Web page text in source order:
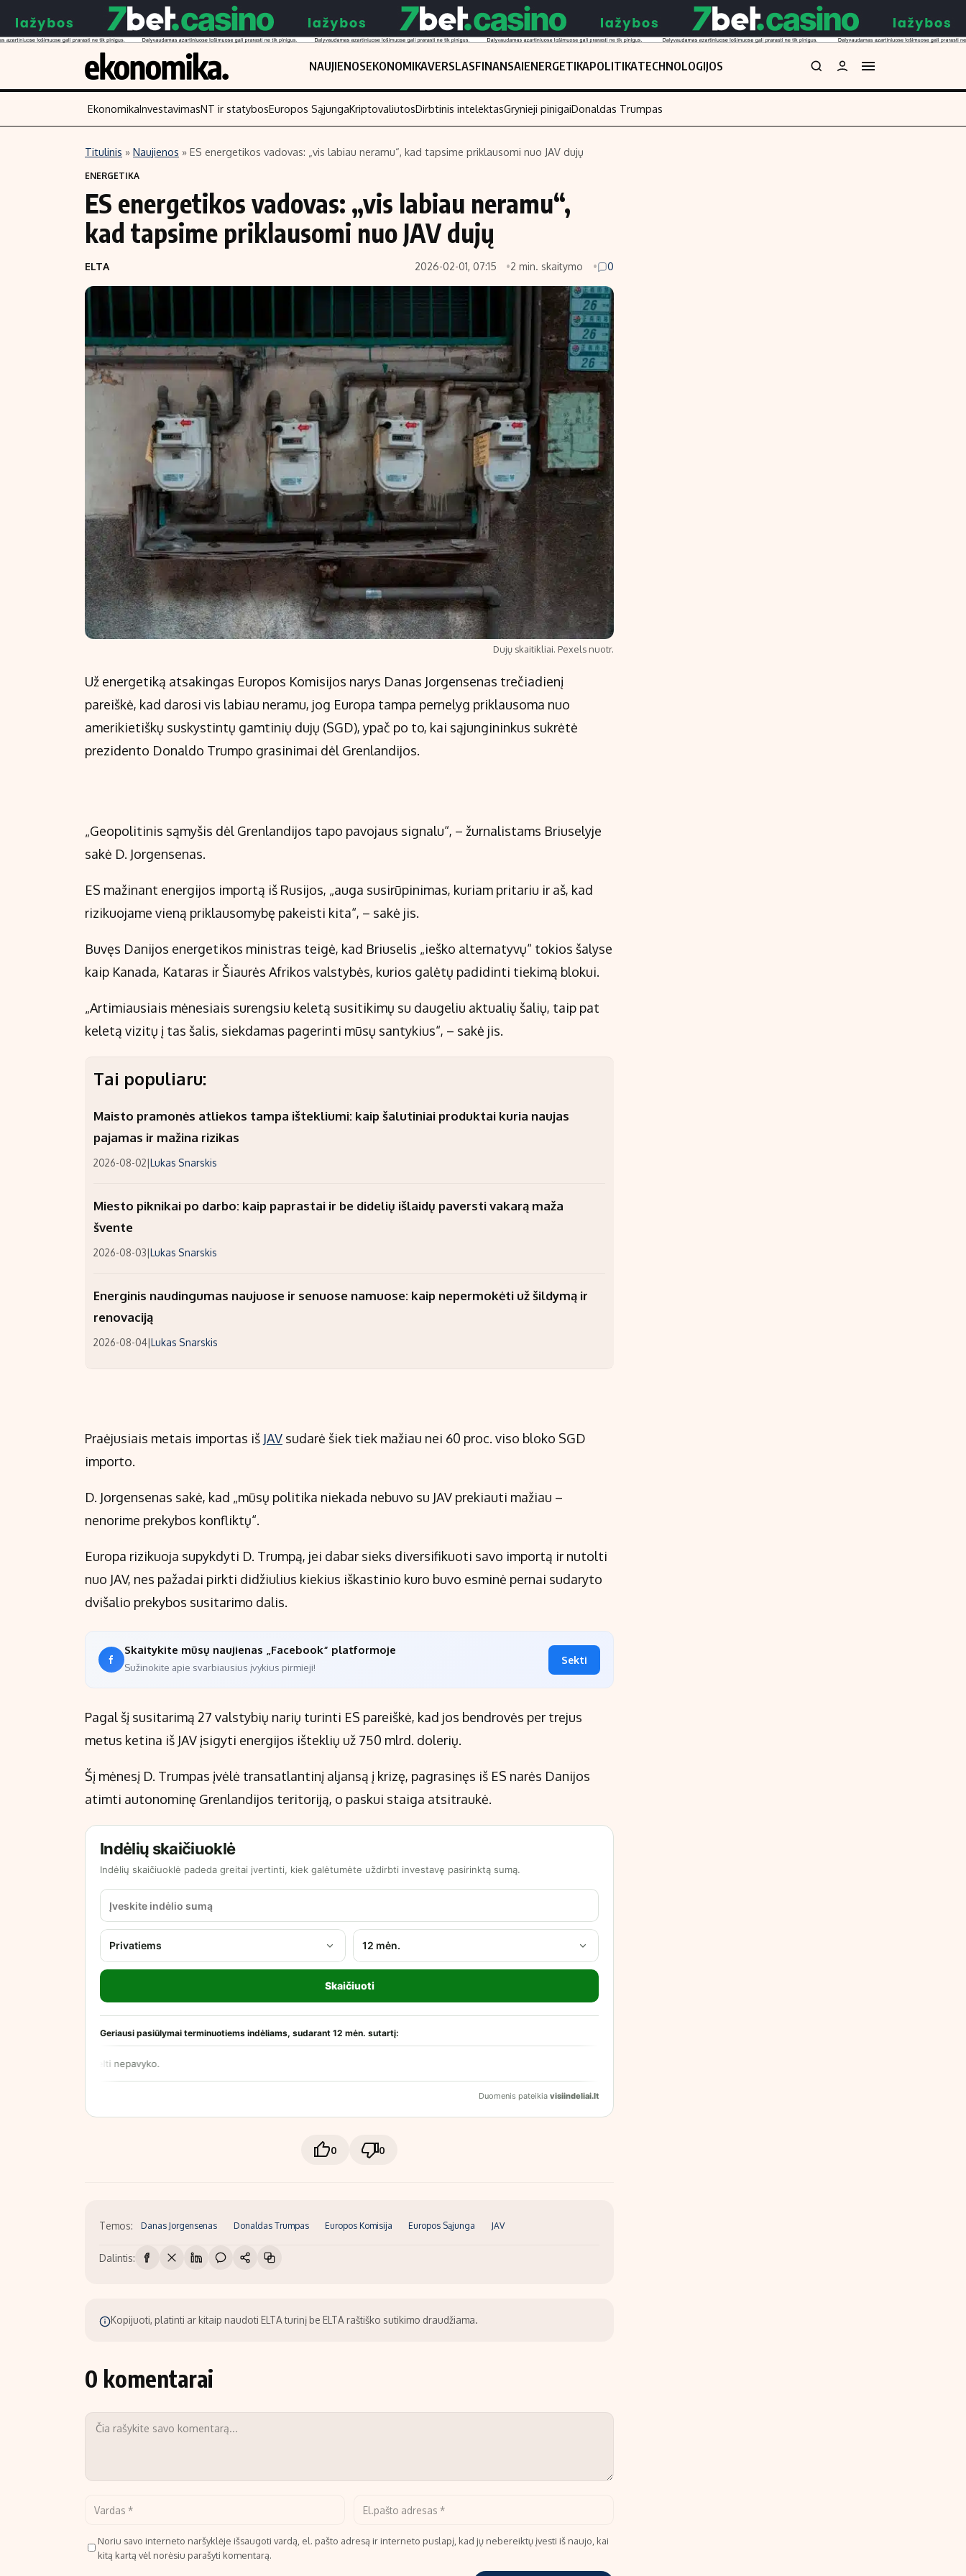
NAUJIENOSEKONOMIKAVERSLASFINANSAIENERGETIKAPOLITIKATECHNOLOGIJOS
Turinys
Naujienos
Aplinka
Verslas
Energetika
Ekonomika
NT ir statybos
Finansai
Įmonės
Žemės ūkis
Investavimas
Akcijų rinka
Saulės elektrinės
Kriptovaliutos
Būsto finansai
Įdomios naujienos
EkonomikaInvestavimasNT ir statybosEuropos SąjungaKriptovaliutosDirbtinis intelektasGrynieji pinigaiDonaldas Trumpas
Titulinis » Naujienos » ES energetikos vadovas: „vis labiau neramu“, kad tapsime priklausomi nuo JAV dujų
ENERGETIKA
ES energetikos vadovas: „vis labiau neramu“,
kad tapsime priklausomi nuo JAV dujų
ELTA 2026-02-01, 07:15 2 min. skaitymo 0
Dujų skaitikliai. Pexels nuotr.
Už energetiką atsakingas Europos Komisijos narys Danas Jorgensenas trečiadienį
pareiškė, kad darosi vis labiau neramu, jog Europa tampa pernelyg priklausoma nuo
amerikietiškų suskystintų gamtinių dujų (SGD), ypač po to, kai sąjungininkus sukrėtė
prezidento Donaldo Trumpo grasinimai dėl Grenlandijos.
„Geopolitinis sąmyšis dėl Grenlandijos tapo pavojaus signalu“, – žurnalistams Briuselyje
sakė D. Jorgensenas.
ES mažinant energijos importą iš Rusijos, „auga susirūpinimas, kuriam pritariu ir aš, kad
rizikuojame vieną priklausomybę pakeisti kita“, – sakė jis.
Buvęs Danijos energetikos ministras teigė, kad Briuselis „ieško alternatyvų“ tokios šalyse
kaip Kanada, Kataras ir Šiaurės Afrikos valstybės, kurios galėtų padidinti tiekimą blokui.
„Artimiausiais mėnesiais surengsiu keletą susitikimų su daugeliu aktualių šalių, taip pat
keletą vizitų į tas šalis, siekdamas pagerinti mūsų santykius“, – sakė jis.
Tai populiaru:
Maisto pramonės atliekos tampa ištekliumi: kaip šalutiniai produktai kuria naujas
pajamas ir mažina rizikas
2026-08-02|Lukas Snarskis
Miesto piknikai po darbo: kaip paprastai ir be didelių išlaidų paversti vakarą maža
švente
2026-08-03|Lukas Snarskis
Energinis naudingumas naujuose ir senuose namuose: kaip nepermokėti už šildymą ir
renovaciją
2026-08-04|Lukas Snarskis
Praėjusiais metais importas iš JAV sudarė šiek tiek mažiau nei 60 proc. viso bloko SGD
importo.
D. Jorgensenas sakė, kad „mūsų politika niekada nebuvo su JAV prekiauti mažiau –
nenorime prekybos konfliktų“.
Europa rizikuoja supykdyti D. Trumpą, jei dabar sieks diversifikuoti savo importą ir nutolti
nuo JAV, nes pažadai pirkti didžiulius kiekius iškastinio kuro buvo esminė pernai sudaryto
dvišalio prekybos susitarimo dalis.
Skaitykite mūsų naujienas „Facebook“ platformoje
Sužinokite apie svarbiausius įvykius pirmieji!
Sekti
Pagal šį susitarimą 27 valstybių narių turinti ES pareiškė, kad jos bendrovės per trejus
metus ketina iš JAV įsigyti energijos išteklių už 750 mlrd. dolerių.
Šį mėnesį D. Trumpas įvėlė transatlantinį aljansą į krizę, pagrasinęs iš ES narės Danijos
atimti autonominę Grenlandijos teritoriją, o paskui staiga atsitraukė.
0 0
Temos: Danas Jorgensenas Donaldas Trumpas Europos Komisija Europos Sąjunga JAV
Dalintis:
Kopijuoti, platinti ar kitaip naudoti ELTA turinį be ELTA raštiško sutikimo draudžiama.
0 komentarai
Noriu savo interneto naršyklėje išsaugoti vardą, el. pašto adresą ir interneto puslapį, kad jų nebereiktų įvesti iš naujo, kai
kitą kartą vėl norėsiu parašyti komentarą.